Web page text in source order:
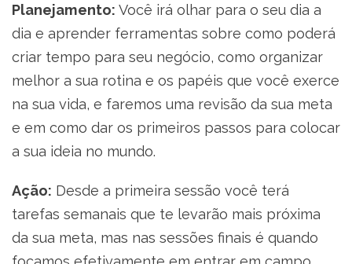
Planejamento: Você irá olhar para o seu dia a
dia e aprender ferramentas sobre como poderá
criar tempo para seu negócio, como organizar
melhor a sua rotina e os papéis que você exerce
na sua vida, e faremos uma revisão da sua meta
e em como dar os primeiros passos para colocar
a sua ideia no mundo.
Ação: Desde a primeira sessão você terá
tarefas semanais que te levarão mais próxima
da sua meta, mas nas sessões finais é quando